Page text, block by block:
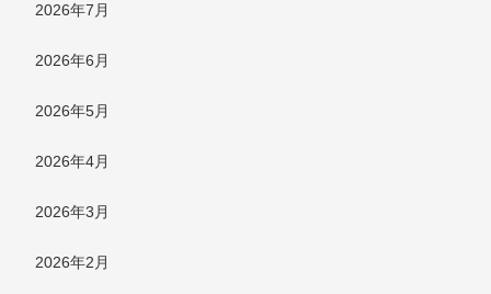
2026年7月
2026年6月
2026年5月
2026年4月
2026年3月
2026年2月